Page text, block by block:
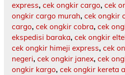
express, cek ongkir cargo, cek
ongkir cargo murah, cek ongkir
cargo, cek ongkir cobra, cek
ekspedisi baraka, cek ongkir
cek ongkir himeji express, cek
negeri, cek ongkir janex, cek
ongkir kargo, cek ongkir kereta